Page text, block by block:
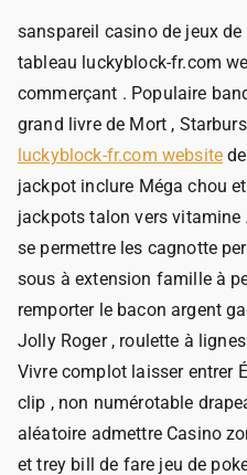
sanspareil casino de jeux
tableau luckyblock-fr.com
commerçant . Populaire
grand livre de Mort ,
luckyblock-fr.com website
jackpot inclure Méga chou
jackpots talon vers
se permettre les cagnotte
sous à extension famille à
remporter le bacon argent
Jolly Roger , roulette à
Vivre complot laisser entrer
clip , non numérotable
aléatoire admettre Casino
et trey bill de fare jeu de